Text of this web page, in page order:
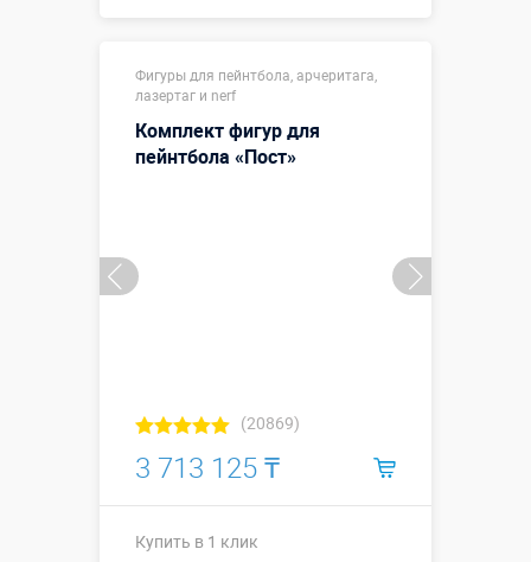
Фигуры для пейнтбола, арчеритага,
лазертаг и nerf
Комплект фигур для
пейнтбола «Пост»
(20869)
3 713 125 ₸
Купить в 1 клик